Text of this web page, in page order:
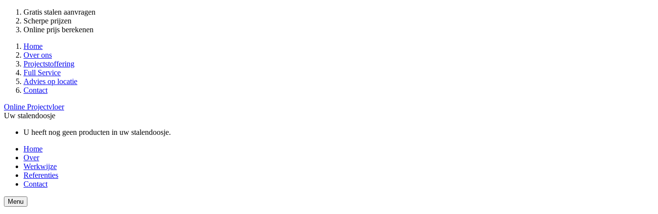
Gratis stalen aanvragen
Scherpe prijzen
Online prijs berekenen
Home
Over ons
Projectstoffering
Full Service
Advies op locatie
Contact
Online Projectvloer
Uw stalendoosje
U heeft nog geen producten in uw stalendoosje.
Home
Over
Werkwijze
Referenties
Contact
Menu